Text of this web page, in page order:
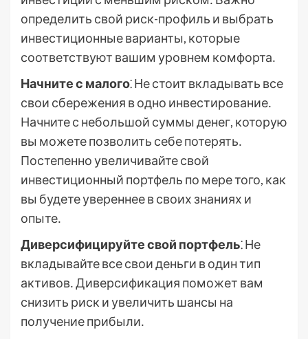
определить свой риск-профиль и выбрать
инвестиционные варианты, которые
соответствуют вашим уровнем комфорта․
Начните с малого⁚ Не стоит вкладывать все
свои сбережения в одно инвестирование․
Начните с небольшой суммы денег, которую
вы можете позволить себе потерять․
Постепенно увеличивайте свой
инвестиционный портфель по мере того, как
вы будете увереннее в своих знаниях и
опыте․
Диверсифицируйте свой портфель⁚ Не
вкладывайте все свои деньги в один тип
активов․ Диверсификация поможет вам
снизить риск и увеличить шансы на
получение прибыли․